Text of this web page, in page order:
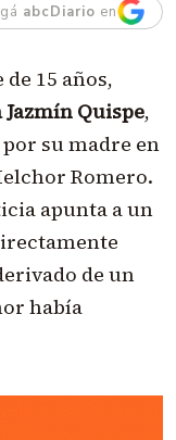
abcDiario en
15 años,
Quispe,
su madre en
Romero.
apunta a un
de un
había